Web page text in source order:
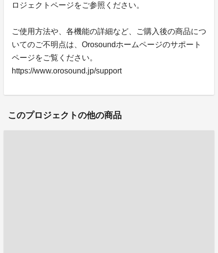
ロジェクトページをご参照ください。
ご使用方法や、各機能の詳細など、ご購入後の商品につ
いてのご不明点は、Orosoundホームページのサポート
ページをご覧ください。
https://www.orosound.jp/support
このプロジェクトの他の商品